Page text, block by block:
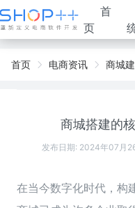
首
页
首页 电商资讯 商城
商城搭建的
发布日期: 2024年07月
在当今数字化时代，构